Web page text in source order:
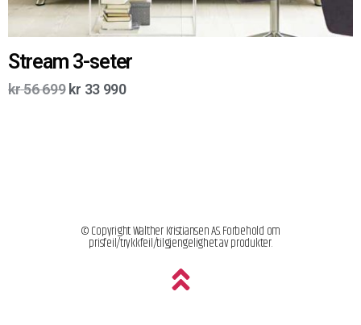
Stream 3-seter
kr56 699 kr 33 990
© Copyright Walther Kristiansen AS. Forbehold om
prisfeil/trykkfeil/tilgjengelighet av produkter.